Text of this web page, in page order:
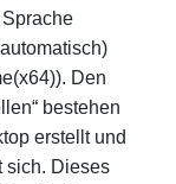
Den
bestehen
erstellt und
sich. Dieses